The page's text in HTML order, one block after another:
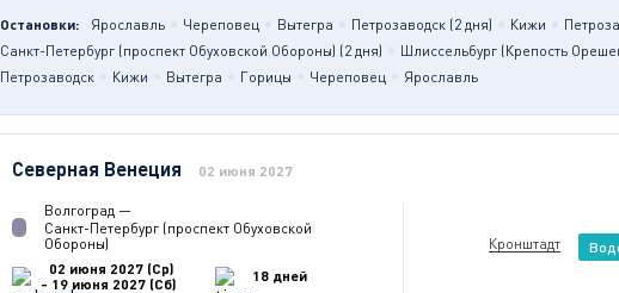
Остановки: Ярославль Череповец Вытегра Петрозаводск (2 дня) Кижи
Санкт-Петербург (проспект Обуховской Обороны) (2 дня)
Шлиссельбург (Крепость
Петрозаводск
Кижи Вытегра Горицы Череповец Ярославль
Северная Венеция 02 июня 2027
Волгоград —
Санкт-Петербург (проспект Обуховской
Обороны)
02 июня 2027 (Ср)
- 19 июня 2027 (Сб)
18 дней
Кронштадт